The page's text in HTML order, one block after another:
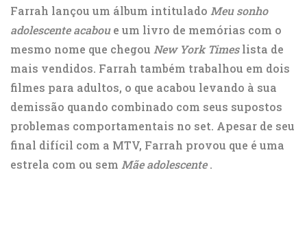
Farrah lançou um álbum intitulado Meu sonho
adolescente acaboue um livro de memórias com o
mesmo nome que chegou New York Timeslista de
mais vendidos. Farrah também trabalhou em dois
filmes para adultos, o que acabou levando à sua
demissão quando combinado com seus supostos
problemas comportamentais no set. Apesar de seu
final difícil com a MTV, Farrah provou que é uma
estrela com ou sem Mãe adolescente.